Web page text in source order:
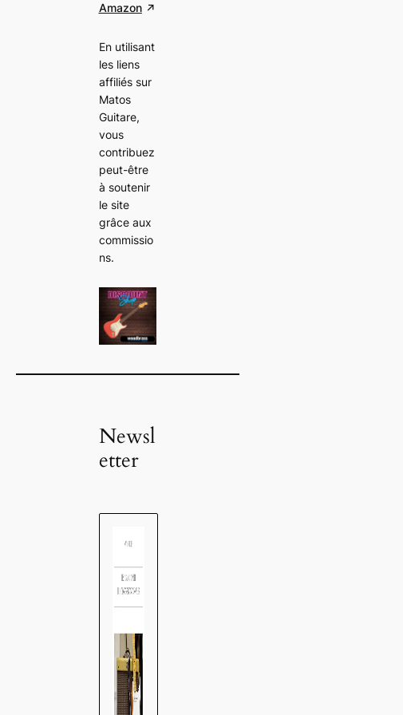
Amazon
En utilisant
les liens
affiliés sur
Matos
Guitare,
vous
contribuez
peut-être
à soutenir
le site
grâce aux
commissio
ns.
Newsl
etter